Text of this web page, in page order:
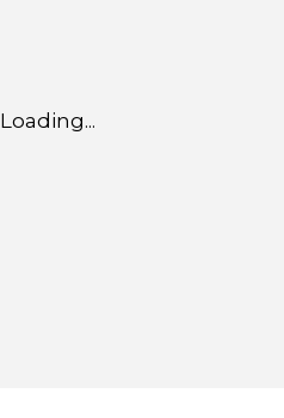
Loading...